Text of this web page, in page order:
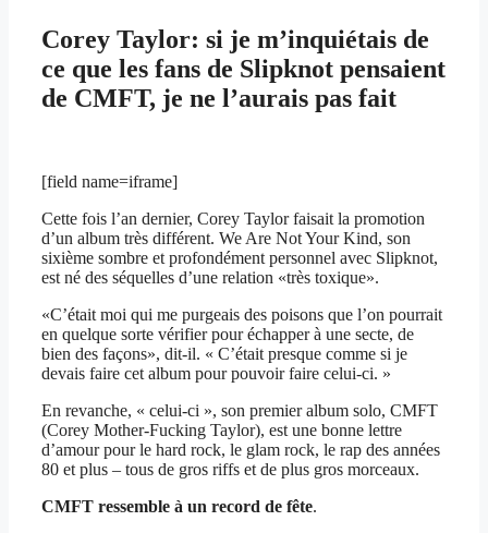
Corey Taylor: si je m’inquiétais de
ce que les fans de Slipknot pensaient
de CMFT, je ne l’aurais pas fait
[field name=iframe]
Cette fois l’an dernier, Corey Taylor faisait la promotion
d’un album très différent. We Are Not Your Kind, son
sixième sombre et profondément personnel avec Slipknot,
est né des séquelles d’une relation «très toxique».
«C’était moi qui me purgeais des poisons que l’on pourrait
en quelque sorte vérifier pour échapper à une secte, de
bien des façons», dit-il. « C’était presque comme si je
devais faire cet album pour pouvoir faire celui-ci. »
En revanche, « celui-ci », son premier album solo, CMFT
(Corey Mother-Fucking Taylor), est une bonne lettre
d’amour pour le hard rock, le glam rock, le rap des années
80 et plus – tous de gros riffs et de plus gros morceaux.
CMFT ressemble à un record de fête.